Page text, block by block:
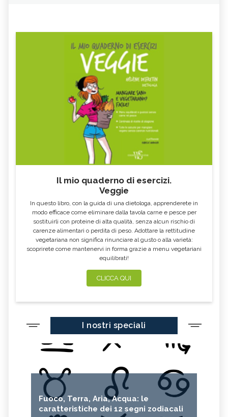
Il mio quaderno di esercizi.
Veggie
In questo libro, con la guida di una dietologa, apprenderete in
modo efficace come eliminare dalla tavola carne e pesce per
sostituirli con proteine di alta qualità, senza alcun rischio di
carenze alimentari o perdita di peso. Adottare la rettitudine
vegetariana non significa rinunciare al gusto o alla varietà:
scoprirete come mantenervi in forma grazie a menu vegetariani
equilibrati!
CLICCA QUI
I nostri speciali
Fuoco, Terra, Aria, Acqua: le
caratteristiche dei 12 segni zodiacali